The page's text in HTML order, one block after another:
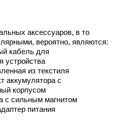
аксессуаров, в то
вероятно, являются:
кабель для
устройства
​​из текстиля
аккумулятора с
корпусом
с сильным магнитом
питания